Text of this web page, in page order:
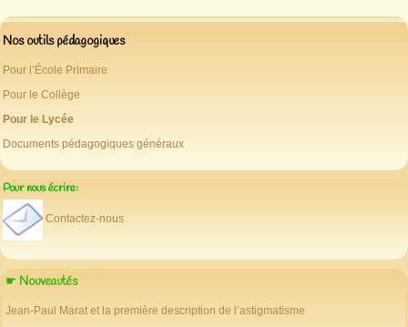
Nos outils pédagogiques
Pour l’École Primaire
Pour le Collège
Pour le Lycée
Documents pédagogiques généraux
Pour nous écrire:
Contactez-nous
☛ Nouveautés
Jean-Paul Marat et la première description de l’astigmatisme